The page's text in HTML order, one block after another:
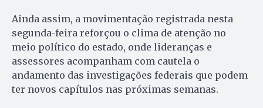
Ainda assim, a movimentação registrada nesta
segunda-feira reforçou o clima de atenção no
meio político do estado, onde lideranças e
assessores acompanham com cautela o
andamento das investigações federais que podem
ter novos capítulos nas próximas semanas.